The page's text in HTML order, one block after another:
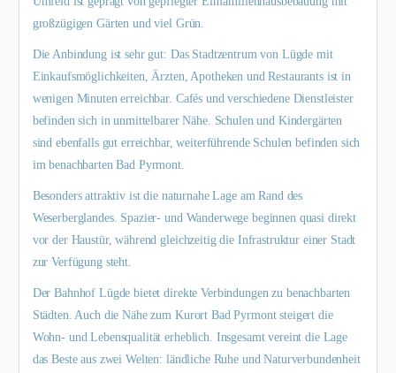
großzügigen Gärten und viel Grün.
Die Anbindung ist sehr gut: Das Stadtzentrum von Lügde mit
Einkaufsmöglichkeiten, Ärzten, Apotheken und Restaurants ist in
wenigen Minuten erreichbar. Cafés und verschiedene Dienstleister
befinden sich in unmittelbarer Nähe. Schulen und Kindergärten
sind ebenfalls gut erreichbar, weiterführende Schulen befinden sich
im benachbarten Bad Pyrmont.
Besonders attraktiv ist die naturnahe Lage am Rand des
Weserberglandes. Spazier- und Wanderwege beginnen quasi direkt
vor der Haustür, während gleichzeitig die Infrastruktur einer Stadt
zur Verfügung steht.
Der Bahnhof Lügde bietet direkte Verbindungen zu benachbarten
Städten. Auch die Nähe zum Kurort Bad Pyrmont steigert die
Wohn- und Lebensqualität erheblich. Insgesamt vereint die Lage
das Beste aus zwei Welten: ländliche Ruhe und Naturverbundenheit